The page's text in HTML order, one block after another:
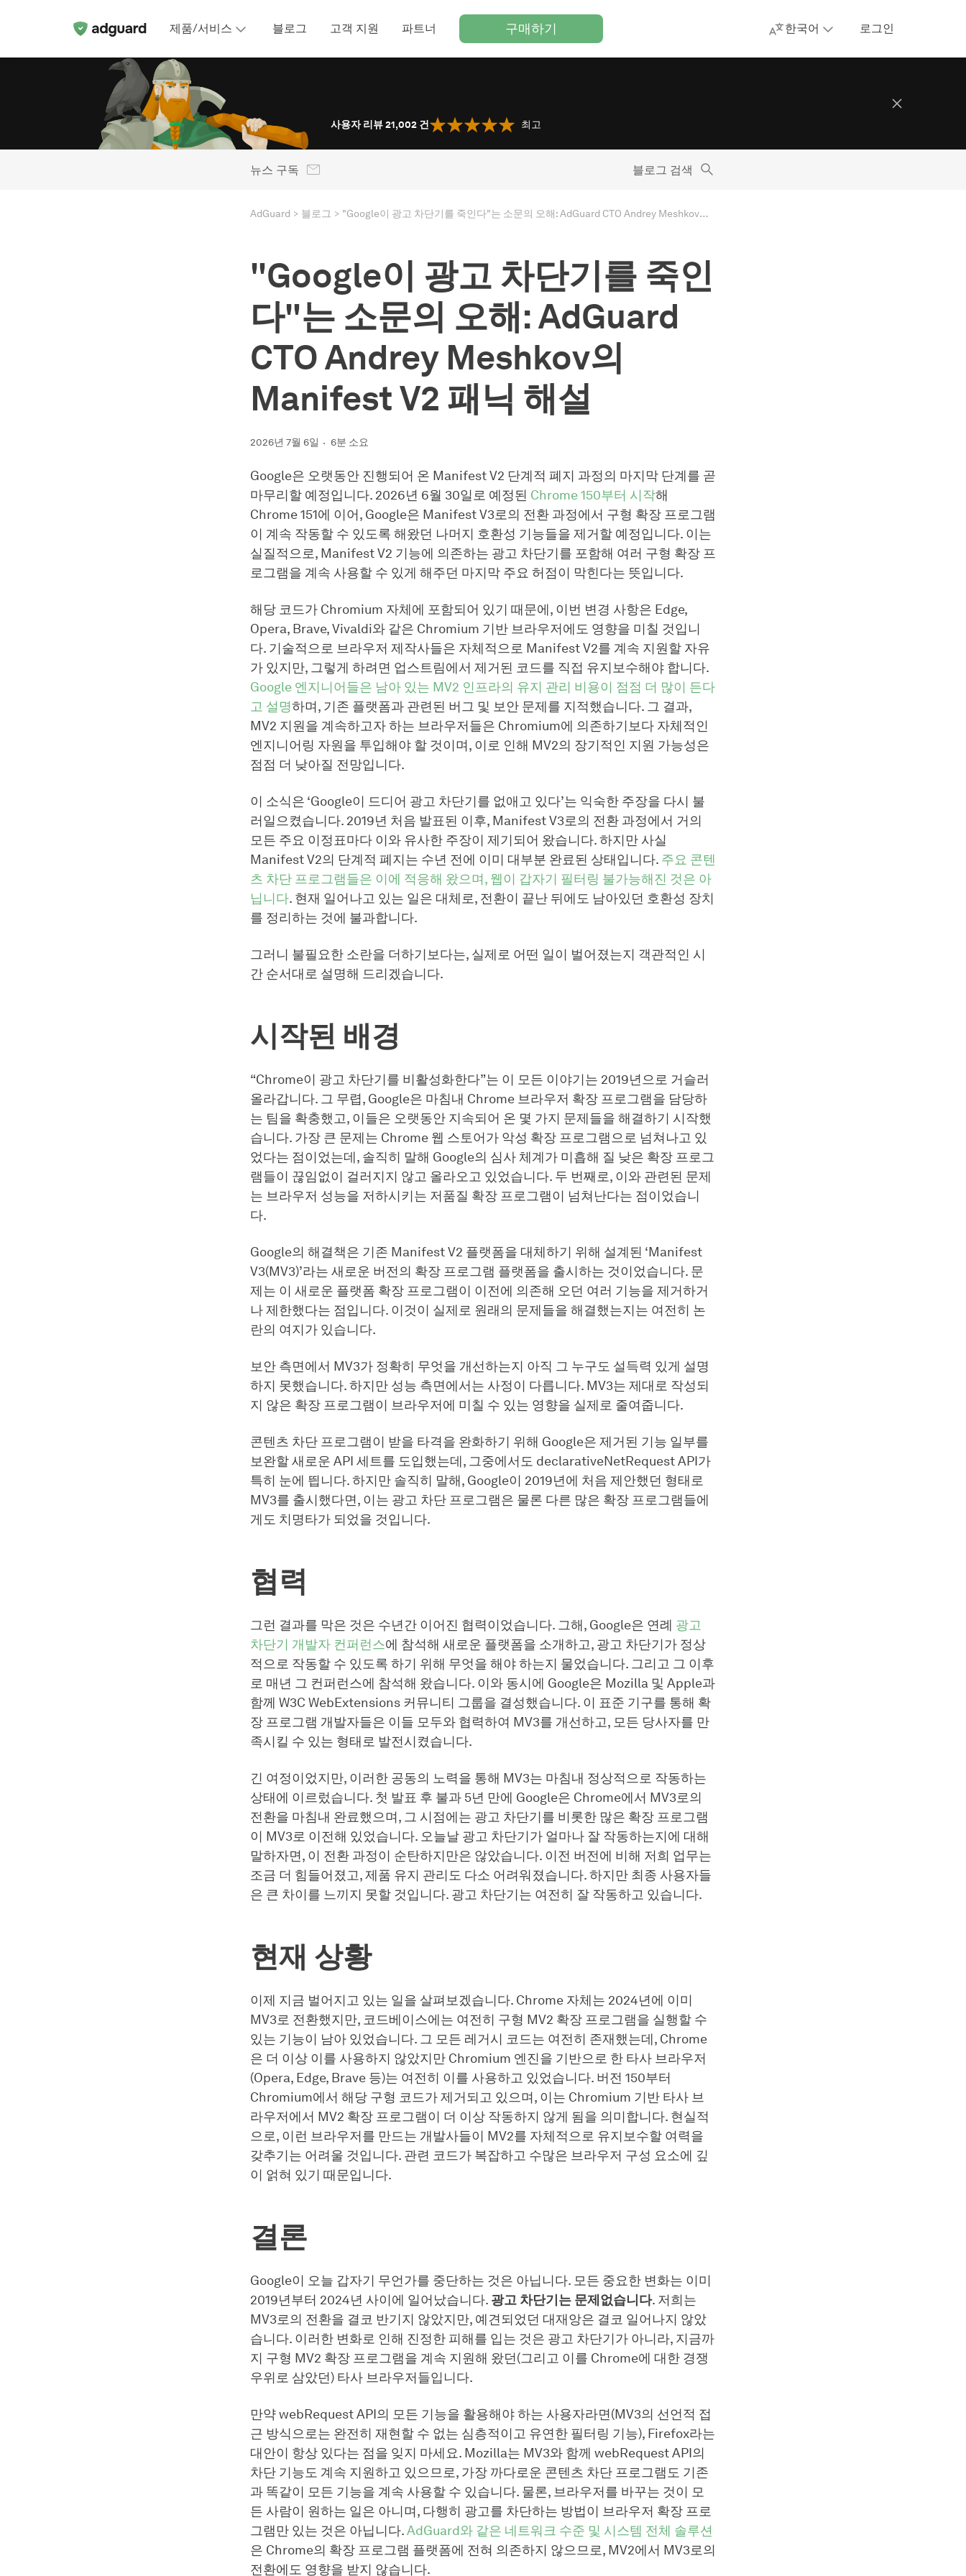
제품/서비스 블로그 고객 지원 파트너 구매하기 한국어 로그인
사용자 리뷰 21,002 건 최고
뉴스 구독 블로그 검색
AdGuard 블로그 "Google이 광고 차단기를 죽인다"는 소문의 오해: AdGuard CTO Andrey Meshkov의 Manifest V2 패닉 해설
"Google이 광고 차단기를 죽인
다"는 소문의 오해: AdGuard
CTO Andrey Meshkov의
Manifest V2 패닉 해설
2026년 7월 6일 6분 소요
Google은 오랫동안 진행되어 온 Manifest V2 단계적 폐지 과정의 마지막 단계를 곧
마무리할 예정입니다. 2026년 6월 30일로 예정된 Chrome 150부터 시작해
Chrome 151에 이어, Google은 Manifest V3로의 전환 과정에서 구형 확장 프로그램
이 계속 작동할 수 있도록 해왔던 나머지 호환성 기능들을 제거할 예정입니다. 이는
실질적으로, Manifest V2 기능에 의존하는 광고 차단기를 포함해 여러 구형 확장 프
로그램을 계속 사용할 수 있게 해주던 마지막 주요 허점이 막힌다는 뜻입니다.
해당 코드가 Chromium 자체에 포함되어 있기 때문에, 이번 변경 사항은 Edge,
Opera, Brave, Vivaldi와 같은 Chromium 기반 브라우저에도 영향을 미칠 것입니
다. 기술적으로 브라우저 제작사들은 자체적으로 Manifest V2를 계속 지원할 자유
가 있지만, 그렇게 하려면 업스트림에서 제거된 코드를 직접 유지보수해야 합니다.
Google 엔지니어들은 남아 있는 MV2 인프라의 유지 관리 비용이 점점 더 많이 든다
고 설명하며, 기존 플랫폼과 관련된 버그 및 보안 문제를 지적했습니다. 그 결과,
MV2 지원을 계속하고자 하는 브라우저들은 Chromium에 의존하기보다 자체적인
엔지니어링 자원을 투입해야 할 것이며, 이로 인해 MV2의 장기적인 지원 가능성은
점점 더 낮아질 전망입니다.
이 소식은 ‘Google이 드디어 광고 차단기를 없애고 있다’는 익숙한 주장을 다시 불
러일으켰습니다. 2019년 처음 발표된 이후, Manifest V3로의 전환 과정에서 거의
모든 주요 이정표마다 이와 유사한 주장이 제기되어 왔습니다. 하지만 사실
Manifest V2의 단계적 폐지는 수년 전에 이미 대부분 완료된 상태입니다. 주요 콘텐
츠 차단 프로그램들은 이에 적응해 왔으며, 웹이 갑자기 필터링 불가능해진 것은 아
닙니다. 현재 일어나고 있는 일은 대체로, 전환이 끝난 뒤에도 남아있던 호환성 장치
를 정리하는 것에 불과합니다.
그러니 불필요한 소란을 더하기보다는, 실제로 어떤 일이 벌어졌는지 객관적인 시
간 순서대로 설명해 드리겠습니다.
시작된 배경
“Chrome이 광고 차단기를 비활성화한다”는 이 모든 이야기는 2019년으로 거슬러
올라갑니다. 그 무렵, Google은 마침내 Chrome 브라우저 확장 프로그램을 담당하
는 팀을 확충했고, 이들은 오랫동안 지속되어 온 몇 가지 문제들을 해결하기 시작했
습니다. 가장 큰 문제는 Chrome 웹 스토어가 악성 확장 프로그램으로 넘쳐나고 있
었다는 점이었는데, 솔직히 말해 Google의 심사 체계가 미흡해 질 낮은 확장 프로그
램들이 끊임없이 걸러지지 않고 올라오고 있었습니다. 두 번째로, 이와 관련된 문제
는 브라우저 성능을 저하시키는 저품질 확장 프로그램이 넘쳐난다는 점이었습니
다.
Google의 해결책은 기존 Manifest V2 플랫폼을 대체하기 위해 설계된 ‘Manifest
V3(MV3)’라는 새로운 버전의 확장 프로그램 플랫폼을 출시하는 것이었습니다. 문
제는 이 새로운 플랫폼 확장 프로그램이 이전에 의존해 오던 여러 기능을 제거하거
나 제한했다는 점입니다. 이것이 실제로 원래의 문제들을 해결했는지는 여전히 논
란의 여지가 있습니다.
보안 측면에서 MV3가 정확히 무엇을 개선하는지 아직 그 누구도 설득력 있게 설명
하지 못했습니다. 하지만 성능 측면에서는 사정이 다릅니다. MV3는 제대로 작성되
지 않은 확장 프로그램이 브라우저에 미칠 수 있는 영향을 실제로 줄여줍니다.
콘텐츠 차단 프로그램이 받을 타격을 완화하기 위해 Google은 제거된 기능 일부를
보완할 새로운 API 세트를 도입했는데, 그중에서도 declarativeNetRequest API가
특히 눈에 띕니다. 하지만 솔직히 말해, Google이 2019년에 처음 제안했던 형태로
MV3를 출시했다면, 이는 광고 차단 프로그램은 물론 다른 많은 확장 프로그램들에
게도 치명타가 되었을 것입니다.
협력
그런 결과를 막은 것은 수년간 이어진 협력이었습니다. 그해, Google은 연례 광고
차단기 개발자 컨퍼런스에 참석해 새로운 플랫폼을 소개하고, 광고 차단기가 정상
적으로 작동할 수 있도록 하기 위해 무엇을 해야 하는지 물었습니다. 그리고 그 이후
로 매년 그 컨퍼런스에 참석해 왔습니다. 이와 동시에 Google은 Mozilla 및 Apple과
함께 W3C WebExtensions 커뮤니티 그룹을 결성했습니다. 이 표준 기구를 통해 확
장 프로그램 개발자들은 이들 모두와 협력하여 MV3를 개선하고, 모든 당사자를 만
족시킬 수 있는 형태로 발전시켰습니다.
긴 여정이었지만, 이러한 공동의 노력을 통해 MV3는 마침내 정상적으로 작동하는
상태에 이르렀습니다. 첫 발표 후 불과 5년 만에 Google은 Chrome에서 MV3로의
전환을 마침내 완료했으며, 그 시점에는 광고 차단기를 비롯한 많은 확장 프로그램
이 MV3로 이전해 있었습니다. 오늘날 광고 차단기가 얼마나 잘 작동하는지에 대해
말하자면, 이 전환 과정이 순탄하지만은 않았습니다. 이전 버전에 비해 저희 업무는
조금 더 힘들어졌고, 제품 유지 관리도 다소 어려워졌습니다. 하지만 최종 사용자들
은 큰 차이를 느끼지 못할 것입니다. 광고 차단기는 여전히 잘 작동하고 있습니다.
현재 상황
이제 지금 벌어지고 있는 일을 살펴보겠습니다. Chrome 자체는 2024년에 이미
MV3로 전환했지만, 코드베이스에는 여전히 구형 MV2 확장 프로그램을 실행할 수
있는 기능이 남아 있었습니다. 그 모든 레거시 코드는 여전히 존재했는데, Chrome
은 더 이상 이를 사용하지 않았지만 Chromium 엔진을 기반으로 한 타사 브라우저
(Opera, Edge, Brave 등)는 여전히 이를 사용하고 있었습니다. 버전 150부터
Chromium에서 해당 구형 코드가 제거되고 있으며, 이는 Chromium 기반 타사 브
라우저에서 MV2 확장 프로그램이 더 이상 작동하지 않게 됨을 의미합니다. 현실적
으로, 이런 브라우저를 만드는 개발사들이 MV2를 자체적으로 유지보수할 여력을
갖추기는 어려울 것입니다. 관련 코드가 복잡하고 수많은 브라우저 구성 요소에 깊
이 얽혀 있기 때문입니다.
결론
Google이 오늘 갑자기 무언가를 중단하는 것은 아닙니다. 모든 중요한 변화는 이미
2019년부터 2024년 사이에 일어났습니다. 광고 차단기는 문제없습니다. 저희는
MV3로의 전환을 결코 반기지 않았지만, 예견되었던 대재앙은 결코 일어나지 않았
습니다. 이러한 변화로 인해 진정한 피해를 입는 것은 광고 차단기가 아니라, 지금까
지 구형 MV2 확장 프로그램을 계속 지원해 왔던(그리고 이를 Chrome에 대한 경쟁
우위로 삼았던) 타사 브라우저들입니다.
만약 webRequest API의 모든 기능을 활용해야 하는 사용자라면(MV3의 선언적 접
근 방식으로는 완전히 재현할 수 없는 심층적이고 유연한 필터링 기능), Firefox라는
대안이 항상 있다는 점을 잊지 마세요. Mozilla는 MV3와 함께 webRequest API의
차단 기능도 계속 지원하고 있으므로, 가장 까다로운 콘텐츠 차단 프로그램도 기존
과 똑같이 모든 기능을 계속 사용할 수 있습니다. 물론, 브라우저를 바꾸는 것이 모
든 사람이 원하는 일은 아니며, 다행히 광고를 차단하는 방법이 브라우저 확장 프로
그램만 있는 것은 아닙니다.AdGuard와 같은 네트워크 수준 및 시스템 전체 솔루션
은 Chrome의 확장 프로그램 플랫폼에 전혀 의존하지 않으므로, MV2에서 MV3로의
전환에도 영향을 받지 않습니다.